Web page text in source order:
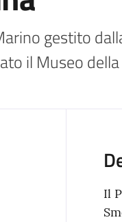
gestito
il Museo
Il